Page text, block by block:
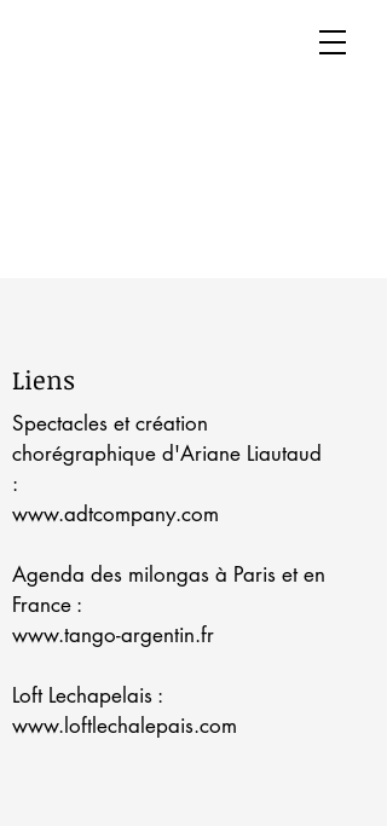
Liens
Spectacles et création
chorégraphique d'Ariane Liautaud
:
www.adtcompany.com
Agenda des milongas à Paris et en
France :
www.tango-argentin.fr
Loft Lechapelais :
www.loftlechalepais.com